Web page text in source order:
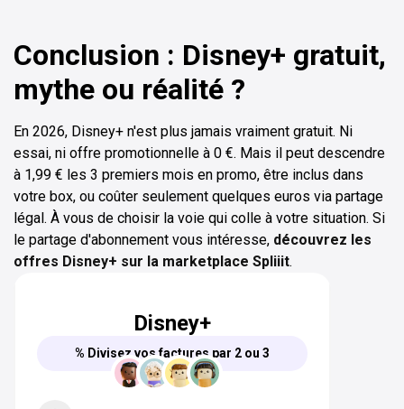
Conclusion : Disney+ gratuit,
mythe ou réalité ?
En 2026, Disney+ n'est plus jamais vraiment gratuit. Ni
essai, ni offre promotionnelle à 0 €. Mais il peut descendre
à 1,99 € les 3 premiers mois en promo, être inclus dans
votre box, ou coûter seulement quelques euros via partage
légal. À vous de choisir la voie qui colle à votre situation. Si
le partage d'abonnement vous intéresse, découvrez les
offres Disney+ sur la marketplace Spliiit.
Disney+
% Divisez vos factures par 2 ou 3